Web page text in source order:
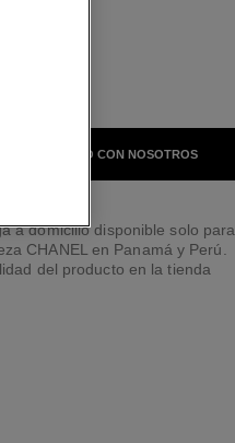
EN CONTACTO CON NOSOTROS
a domicilio disponible solo para
CHANEL en Panamá y Perú.
del producto en la tienda